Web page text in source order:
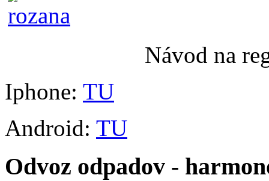
Návod na
Iphone: TU
Android: TU
Odvoz odpadov -